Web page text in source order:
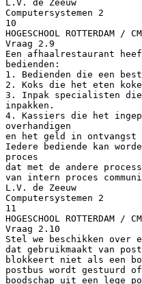
L.V. de Zeeuw
Computersystemen 2
10
HOGESCHOOL ROTTERDAM /
Vraag 2.9
Een afhaalrestaurant
bedienden:
1. Bedienden die een
2. Koks die het eten
3. Inpak specialisten die
inpakken.
4. Kassiers die het
overhandigen
en het geld in ontvangst
Iedere bediende kan
proces
dat met de andere
van intern proces
L.V. de Zeeuw
Computersystemen 2
11
HOGESCHOOL ROTTERDAM /
Vraag 2.10
Stel we beschikken over
dat gebruikmaakt van
blokkeert niet als een
postbus wordt gestuurd
boodschap uit een lege